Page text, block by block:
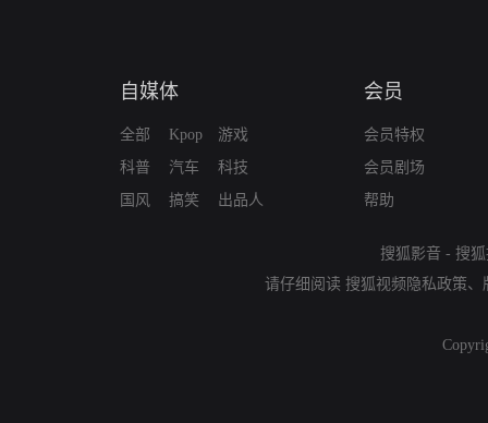
自媒体
全部
科普
国风
Kpop
汽车
搞笑
游戏
科技
出品人
会员
会员特权
会员剧场
帮助
搜狐影音 - 搜
请仔细阅读 搜狐视频隐私政策、